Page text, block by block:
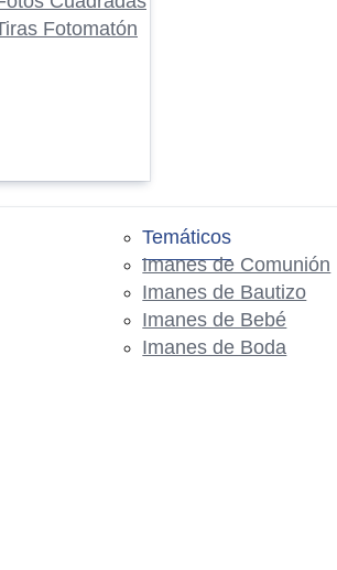
Fotomatón
Temáticos
Imanes de Comunión
Imanes de Bautizo
Imanes de Bebé
Imanes de Boda